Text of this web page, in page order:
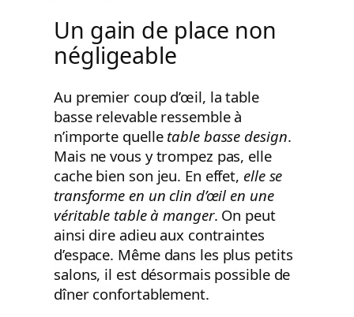
Un gain de place non
négligeable
Au premier coup d’œil, la table
basse relevable ressemble à
n’importe quelle table basse design.
Mais ne vous y trompez pas, elle
cache bien son jeu. En effet, elle se
transforme en un clin d’œil en une
véritable table à manger. On peut
ainsi dire adieu aux contraintes
d’espace. Même dans les plus petits
salons, il est désormais possible de
dîner confortablement.